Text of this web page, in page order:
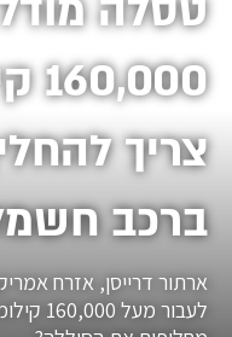
צריך
ברכב
לעבור